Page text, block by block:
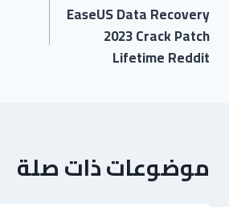
EaseUS Data Recovery
2023 Crack Patch
Lifetime Reddit
موضوعات ذات صلة